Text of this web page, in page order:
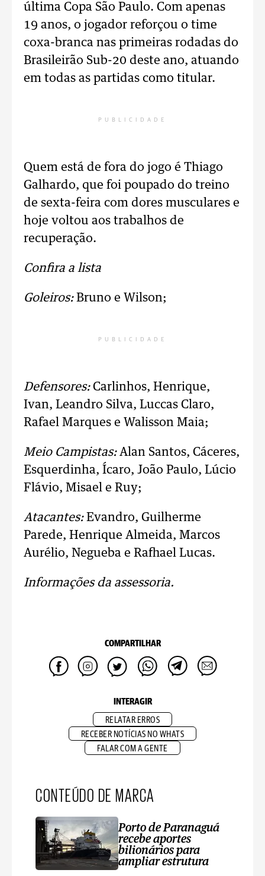
última Copa São Paulo. Com apenas
19 anos, o jogador reforçou o time
coxa-branca nas primeiras rodadas do
Brasileirão Sub-20 deste ano, atuando
em todas as partidas como titular.
PUBLICIDADE
Quem está de fora do jogo é Thiago
Galhardo, que foi poupado do treino
de sexta-feira com dores musculares e
hoje voltou aos trabalhos de
recuperação.
Confira a lista
Goleiros: Bruno e Wilson;
PUBLICIDADE
Defensores: Carlinhos, Henrique,
Ivan, Leandro Silva, Luccas Claro,
Rafael Marques e Walisson Maia;
Meio Campistas: Alan Santos, Cáceres,
Esquerdinha, Ícaro, João Paulo, Lúcio
Flávio, Misael e Ruy;
Atacantes:Evandro, Guilherme
Parede, Henrique Almeida, Marcos
Aurélio, Negueba e Rafhael Lucas.
Informações da assessoria.
COMPARTILHAR
INTERAGIR
RELATAR ERROS
RECEBER NOTÍCIAS NO WHATS
FALAR COM A GENTE
CONTEÚDO DE MARCA
Porto de Paranaguá
recebe aportes
bilionários para
ampliar estrutura